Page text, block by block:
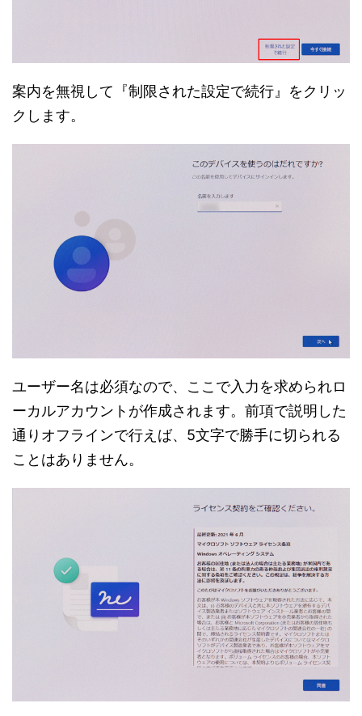
案内を無視して『制限された設定で続行』をクリッ
クします。
ユーザー名は必須なので、ここで入力を求められロ
ーカルアカウントが作成されます。前項で説明した
通りオフラインで行えば、5文字で勝手に切られる
ことはありません。